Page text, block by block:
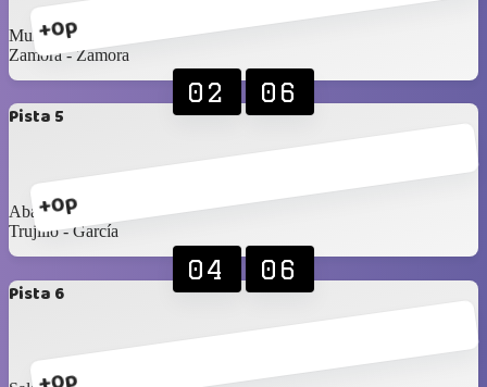
+0p
Muñoz - Bernedo
Zamora - Zamora
Pista 5
+0p
02 06
Abarca - Mamani
Trujillo - García
Pista 6
04 06